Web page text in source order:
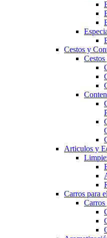
Cestos y
Articulos y
Carros para
Carros